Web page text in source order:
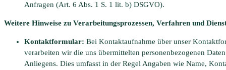
Anfragen (Art. 6 Abs. 1 S. 1 lit. b) DSGVO).
Weitere Hinweise zu Verarbeitungsprozessen, Verfahren und
Kontaktformular: Bei Kontaktaufnahme über unser
verarbeiten wir die uns übermittelten personenbezogenen
Anliegens. Dies umfasst in der Regel Angaben wie Name,